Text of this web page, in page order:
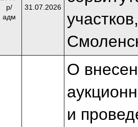
р/
адм
31.07.2026
О
и